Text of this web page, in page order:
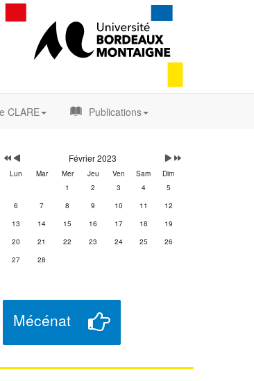
CLARE Publications
Février 2023
Lun Mar Mer Jeu Ven Sam
Dim
1
2 3 4
5
6
7 8 9 10 11
12
13
14 15 16 17 18
19
20
21 22 23 24 25
26
27
28
Mécénat